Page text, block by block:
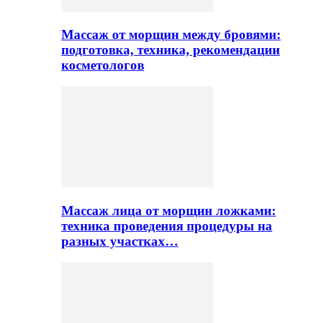
Массаж от морщин между бровями:
подготовка, техника, рекомендации
косметологов
Массаж лица от морщин ложками:
техника проведения процедуры на
разных участках…